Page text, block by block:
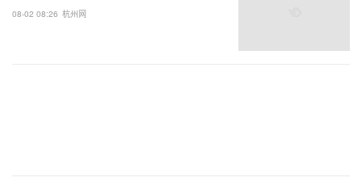
08-02 08:26 杭州网